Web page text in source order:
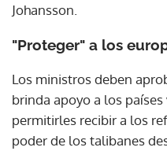
Johansson.
"Proteger" a los
Los ministros deben
brinda apoyo a los
permitirles recibir a los
poder de los talibanes